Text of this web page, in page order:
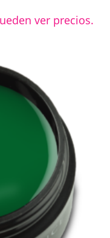
ver precios.